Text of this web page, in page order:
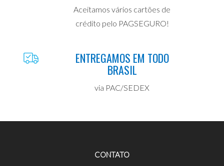
Aceitamos vários cartões de
crédito pelo PAGSEGURO!
ENTREGAMOS EM TODO
BRASIL
via PAC/SEDEX
CONTATO